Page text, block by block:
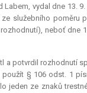
vydal dne 13.
služebního poměru
neboť dne
a potvrdil rozhodnutí
použít § 106 odst. 1
jeden ze znaků